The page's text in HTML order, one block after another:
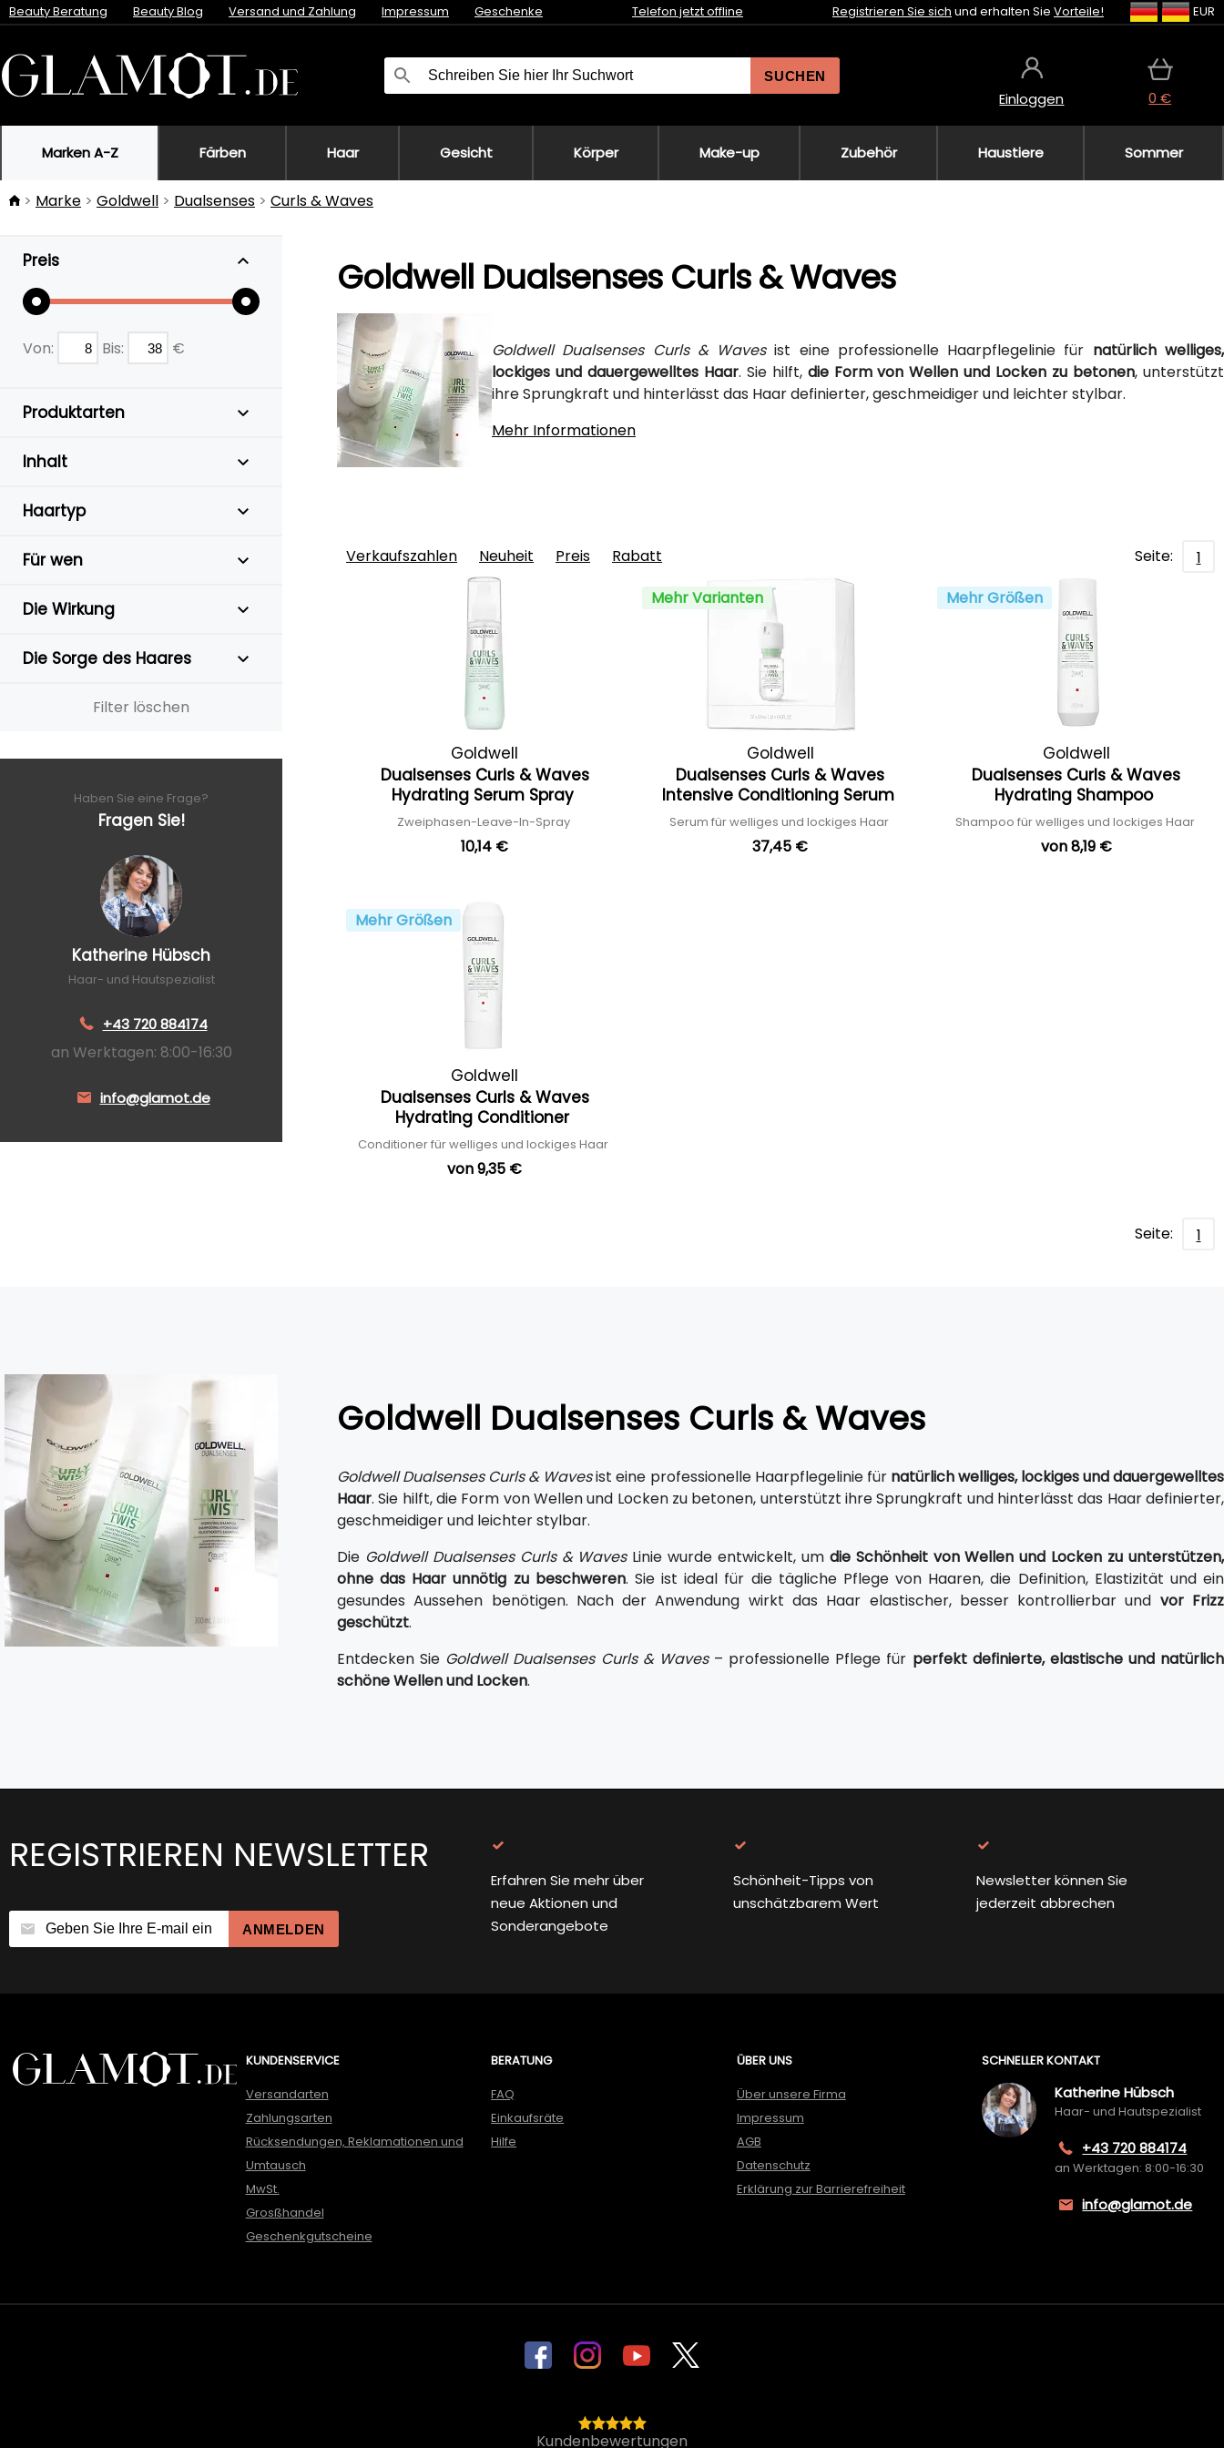
Beauty Beratung Beauty Blog Versand und Zahlung Impressum Geschenke Telefon jetzt offline Registrieren Sie sich und erhalten Sie Vorteile! EUR
SUCHEN
Einloggen 0 €
Marken A-Z Färben Haar Gesicht Körper Make-up Zubehör Haustiere Sommer
Marke Goldwell Dualsenses Curls & Waves
Preis
Von: Bis: €
Produktarten
Inhalt
Haartyp
Für wen
Die Wirkung
Die Sorge des Haares
Filter löschen
Haben Sie eine Frage?
Fragen Sie!
Katherine Hübsch
Haar- und Hautspezialist
+43 720 884174
an Werktagen: 8:00-16:30
info@glamot.de
Goldwell Dualsenses Curls & Waves
Goldwell Dualsenses Curls & Wavesist eine professionelle Haarpflegelinie für natürlich welliges,
lockiges und dauergewelltes Haar. Sie hilft, die Form von Wellen und Locken zu betonen, unterstützt
ihre Sprungkraft und hinterlässt das Haar definierter, geschmeidiger und leichter stylbar.
Mehr Informationen
Verkaufszahlen Neuheit Preis Rabatt Seite: 1
Goldwell
Dualsenses Curls & Waves
Hydrating Serum Spray
Zweiphasen-Leave-In-Spray
10,14 €
Mehr Varianten
Goldwell
Dualsenses Curls & Waves
Intensive Conditioning Serum
Serum für welliges und lockiges Haar
37,45 €
Mehr Größen
Goldwell
Dualsenses Curls & Waves
Hydrating Shampoo
Shampoo für welliges und lockiges Haar
von 8,19 €
Mehr Größen
Goldwell
Dualsenses Curls & Waves
Hydrating Conditioner
Conditioner für welliges und lockiges Haar
von 9,35 €
Seite: 1
Goldwell Dualsenses Curls & Waves
Goldwell Dualsenses Curls & Wavesist eine professionelle Haarpflegelinie für natürlich welliges, lockiges und dauergewelltes
Haar. Sie hilft, die Form von Wellen und Locken zu betonen, unterstützt ihre Sprungkraft und hinterlässt das Haar definierter,
geschmeidiger und leichter stylbar.
Die Goldwell Dualsenses Curls & WavesLinie wurde entwickelt, um die Schönheit von Wellen und Locken zu unterstützen,
ohne das Haar unnötig zu beschweren. Sie ist ideal für die tägliche Pflege von Haaren, die Definition, Elastizität und ein
gesundes Aussehen benötigen. Nach der Anwendung wirkt das Haar elastischer, besser kontrollierbar und vor Frizz
geschützt.
Entdecken Sie Goldwell Dualsenses Curls & Waves– professionelle Pflege für perfekt definierte, elastische und natürlich
schöne Wellen und Locken.
REGISTRIEREN NEWSLETTER
ANMELDEN
Erfahren Sie mehr über
neue Aktionen und
Sonderangebote
Schönheit-Tipps von
unschätzbarem Wert
Newsletter können Sie
jederzeit abbrechen
KUNDENSERVICE
Versandarten
Zahlungsarten
Rücksendungen, Reklamationen und
Umtausch
MwSt.
Grosßhandel
Geschenkgutscheine
BERATUNG
FAQ
Einkaufsräte
Hilfe
ÜBER UNS
Über unsere Firma
Impressum
AGB
Datenschutz
Erklärung zur Barrierefreiheit
SCHNELLER KONTAKT
Katherine Hübsch
Haar- und Hautspezialist
+43 720 884174
an Werktagen: 8:00-16:30
info@glamot.de
Kundenbewertungen